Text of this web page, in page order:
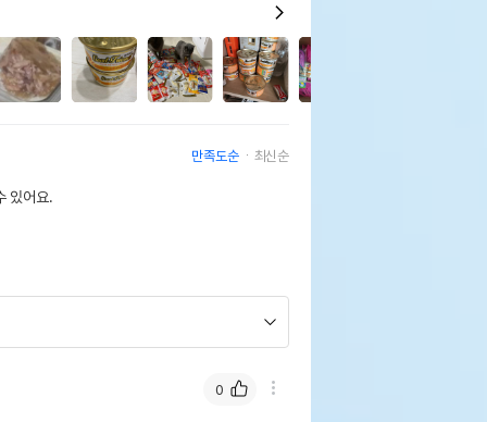
만족도순 최신순
있어요.
0